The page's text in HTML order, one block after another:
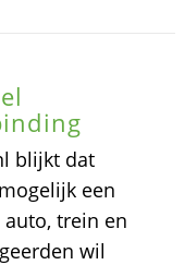
blijkt dat
een
trein en
wil